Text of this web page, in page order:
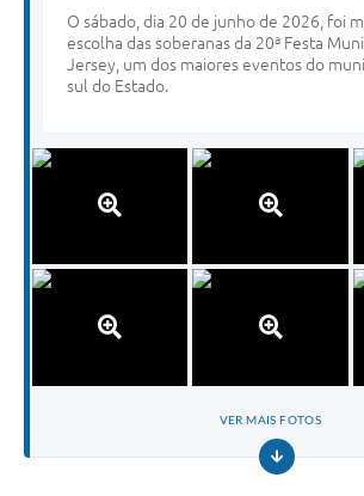
O sábado, dia 20 de junho de 2026, foi
escolha das soberanas da 20ª Festa
Jersey, um dos maiores eventos do
sul do Estado.
VER MAIS FOTOS